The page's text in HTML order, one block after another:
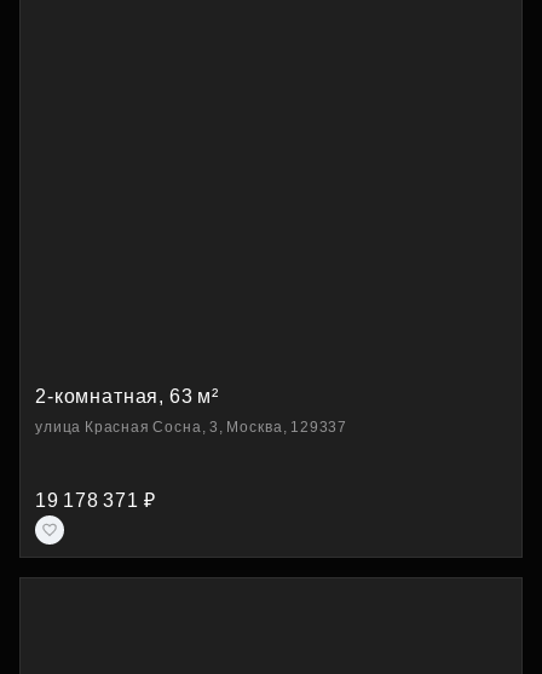
2-комнатная, 63 м²
улица Красная Сосна, 3, Москва, 129337
19 178 371 ₽